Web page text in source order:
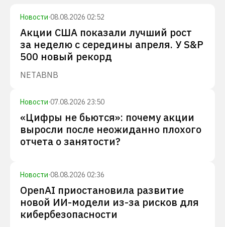
Новости·08.08.2026 02:52
Акции США показали лучший рост
за неделю с середины апреля. У S&P
500 новый рекорд
NETABNB
Новости·07.08.2026 23:50
«Цифры не бьются»: почему акции
выросли после неожиданно плохого
отчета о занятости?
Новости·08.08.2026 02:36
OpenAI приостановила развитие
новой ИИ-модели из-за рисков для
кибербезопасности